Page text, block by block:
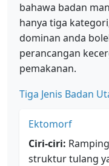
bahawa badan
hanya tiga
dominan anda
perancangan
pemakanan.
Tiga Jenis Badan
Ektomorf
Ciri-ciri:
struktur tulang